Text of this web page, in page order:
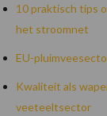
10 praktisch tips
het stroomnet
EU-
Kwaliteit als
veeteeltsector